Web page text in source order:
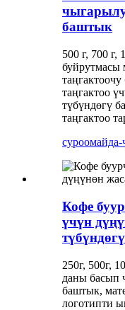
баштык
500 г, 700 г,
буйрутмасы
таңгактоо
түбүндөгү
таңгактоо
суроомайда-
Кофе
үчүн
250г, 500г,
даны басып
баштык,
логотипти